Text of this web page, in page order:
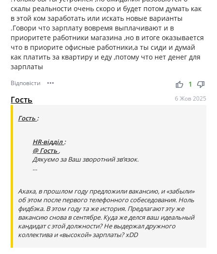
скалы реальности очень скоро и будет потом думать как
в этой ком заработать или искать новые варианты
.Говори что зарплату вовремя выплачивают и в
приоритете работники магазина ,но в итоге оказывается
что в приорите офисные работники,а ты сиди и думай
как платить за квартиру и еду ,потому что нет денег для
зарплаты
Відповісти ••• thumb_up thumb_down
1
Гость 6 Жов 2025
Гость :
HR-відділ:
@ Гость ,
Дякуємо за Ваш зворотний зв’язок.
…
Ахаха, в прошлом году предложили вакансию, и «забыли»
об этом после первого телефонного собеседования. Ноль
фидбэка. В этом году та же история. Предлагают эту же
вакансию снова в сентябре. Куда же делся ваш идеальный
кандидат с этой должности? Не выдержал дружного
коллектива и «высокой» зарплаты? xDD